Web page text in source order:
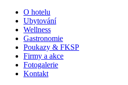
O hotelu
Ubytování
Wellness
Gastronomie
Poukazy & FKSP
Firmy a akce
Fotogalerie
Kontakt